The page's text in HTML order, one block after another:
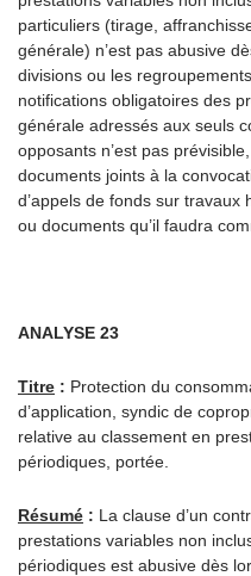
particuliers (tirage,
générale) n’est pas abusive
divisions ou les
notifications obligatoires des
générale adressés aux seuls
opposants n’est pas
documents joints à la
d’appels de fonds sur
ou documents qu’il faudra
ANALYSE 23
Titre : Protection du
d’application, syndic de
relative au classement en
périodiques, portée.
Résumé : La clause d’un
prestations variables non
périodiques est abusive dès